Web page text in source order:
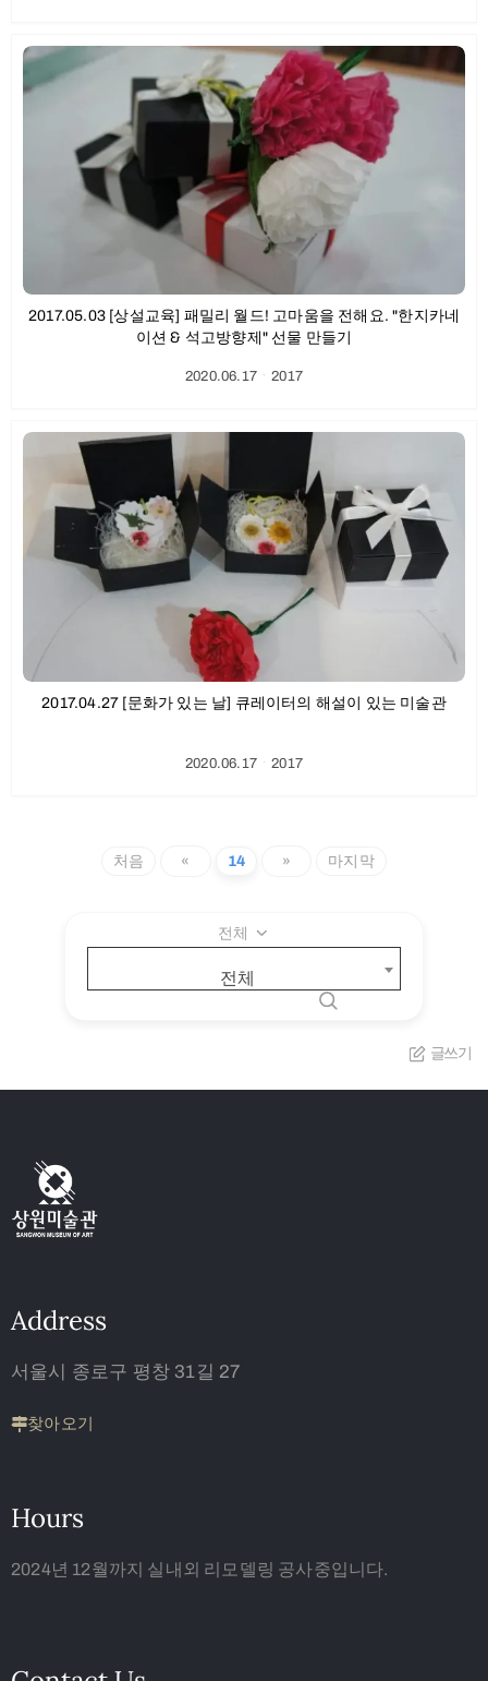
2017.05.03 [상설교육] 패밀리 월드! 고마움을 전해요. "한지카네
이션 & 석고방향제" 선물 만들기
2020.06.17ㆍ2017
2017.04.27 [문화가 있는 날] 큐레이터의 해설이 있는 미술관
2020.06.17ㆍ2017
처음 « 14 » 마지막
전체
전체
글쓰기
Address
서울시 종로구 평창 31길 27
찾아오기
Hours
2024년 12월까지 실내외 리모델링 공사중입니다.